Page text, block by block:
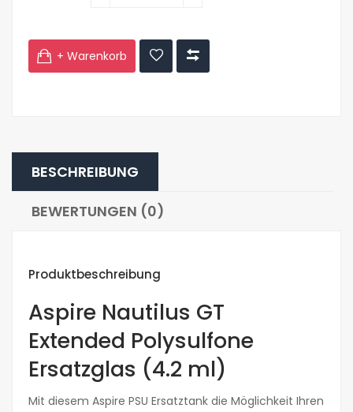
+ Warenkorb
BESCHREIBUNG
BEWERTUNGEN (0)
Produktbeschreibung
Aspire Nautilus GT
Extended Polysulfone
Ersatzglas (4.2 ml)
Mit diesem Aspire PSU Ersatztank die Möglichkeit Ihren